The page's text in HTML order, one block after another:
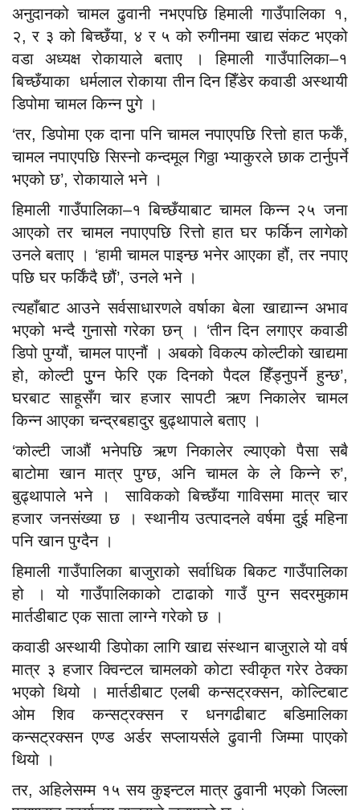
अनुदानको चामल ढुवानी नभएपछि हिमाली गाउँपालिका १,
२, र ३ को बिच्छँया, ४ र ५ को रुगीनमा खाद्य संकट भएको
वडा अध्यक्ष रोकायाले बताए । हिमाली गाउँपालिका–१
बिच्छँयाका धर्मलाल रोकाया तीन दिन हिँडेर कवाडी अस्थायी
डिपोमा चामल किन्न पुुगे ।
‘तर, डिपोमा एक दाना पनि चामल नपाएपछि रित्तो हात फर्कें,
चामल नपाएपछि सिस्नो कन्दमूल गिठ्ठा भ्याकुरले छाक टार्नुपर्ने
भएको छ’, रोकायाले भने ।
हिमाली गाउँपालिका–१ बिच्छँयाबाट चामल किन्न २५ जना
आएको तर चामल नपाएपछि रित्तो हात घर फर्किन लागेको
उनले बताए । ‘हामी चामल पाइन्छ भनेर आएका हौं, तर नपाए
पछि घर फर्किंदै छौं’, उनले भने ।
त्यहाँबाट आउने सर्वसाधारणले वर्षाका बेला खाद्यान्न अभाव
भएको भन्दै गुनासो गरेका छन् । ‘तीन दिन लगाएर कवाडी
डिपो पुग्यौं, चामल पाएनौं । अबको विकल्प कोल्टीको खाद्यमा
हो, कोल्टी पुुग्न फेरि एक दिनको पैदल हिँड्नुपर्ने हुन्छ’,
घरबाट साहूसँग चार हजार सापटी ऋण निकालेर चामल
किन्न आएका चन्द्रबहादुर बुढ्थापाले बताए ।
‘कोल्टी जाऔं भनेपछि ऋण निकालेर ल्याएको पैसा सबै
बाटोमा खान मात्र पुग्छ, अनि चामल के ले किन्ने रु’,
बुढ्थापाले भने । साविकको बिच्छँया गाविसमा मात्र चार
हजार जनसंख्या छ । स्थानीय उत्पादनले वर्षमा दुई महिना
पनि खान पुग्दैन ।
हिमाली गाउँपालिका बाजुराको सर्वाधिक बिकट गाउँपालिका
हो । यो गाउँपालिकाको टाढाको गाउँ पुग्न सदरमुकाम
मार्तडीबाट एक साता लाग्ने गरेको छ ।
कवाडी अस्थायी डिपोका लागि खाद्य संस्थान बाजुराले यो वर्ष
मात्र ३ हजार क्विन्टल चामलको कोटा स्वीकृत गरेर ठेक्का
भएको थियो । मार्तडीबाट एलबी कन्सट्रक्सन, कोल्टिबाट
ओम शिव कन्सट्रक्सन र धनगढीबाट बडिमालिका
कन्सट्रक्सन एण्ड अर्डर सप्लायर्सले ढुवानी जिम्मा पाएको
थियो ।
तर, अहिलेसम्म १५ सय कुइन्टल मात्र ढुवानी भएको जिल्ला